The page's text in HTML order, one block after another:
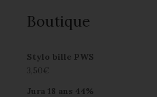
Boutique
Stylo bille PWS
3,50€
Jura 18 ans 44%